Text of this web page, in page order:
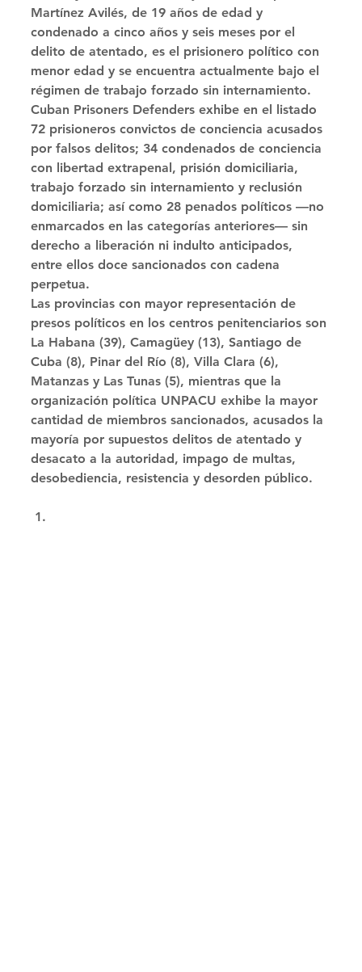
Martínez Avilés, de 19 años de edad y
condenado a cinco años y seis meses por el
delito de atentado, es el prisionero político con
menor edad y se encuentra actualmente bajo el
régimen de trabajo forzado sin internamiento.
Cuban Prisoners Defenders exhibe en el listado
72 prisioneros convictos de conciencia acusados
por falsos delitos; 34 condenados de conciencia
con libertad extrapenal, prisión domiciliaria,
trabajo forzado sin internamiento y reclusión
domiciliaria; así como 28 penados políticos —no
enmarcados en las categorías anteriores— sin
derecho a liberación ni indulto anticipados,
entre ellos doce sancionados con cadena
perpetua.
Las provincias con mayor representación de
presos políticos en los centros penitenciarios son
La Habana (39), Camagüey (13), Santiago de
Cuba (8), Pinar del Río (8), Villa Clara (6),
Matanzas y Las Tunas (5), mientras que la
organización política UNPACU exhibe la mayor
cantidad de miembros sancionados, acusados la
mayoría por supuestos delitos de atentado y
desacato a la autoridad, impago de multas,
desobediencia, resistencia y desorden público.